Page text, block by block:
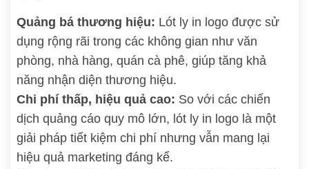
Quảng bá thương hiệu: Lót ly in logo được sử
dụng rộng rãi trong các không gian như văn
phòng, nhà hàng, quán cà phê, giúp tăng khả
năng nhận diện thương hiệu.
Chi phí thấp, hiệu quả cao: So với các chiến
dịch quảng cáo quy mô lớn, lót ly in logo là một
giải pháp tiết kiệm chi phí nhưng vẫn mang lại
hiệu quả marketing đáng kể.